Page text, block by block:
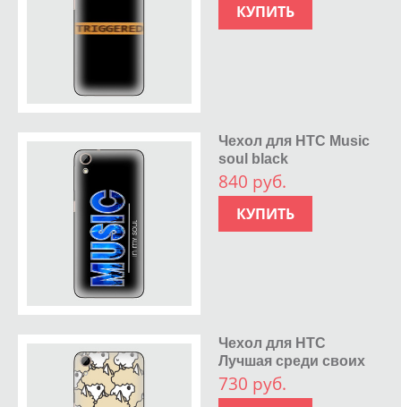
КУПИТЬ
Чехол для HTC Music
soul black
840 руб.
КУПИТЬ
Чехол для HTC
Лучшая среди своих
730 руб.